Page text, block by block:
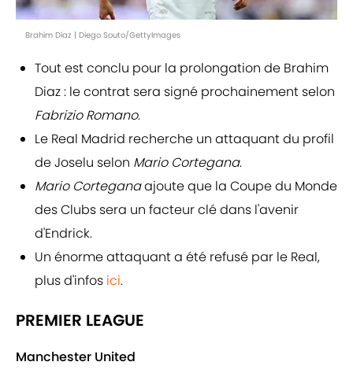
Brahim Díaz | Diego Souto/GettyImages
Tout est conclu pour la prolongation de Brahim
Diaz : le contrat sera signé prochainement selon
Fabrizio Romano.
Le Real Madrid recherche un attaquant du profil
de Joselu selon Mario Cortegana.
Mario Corteganaajoute que la Coupe du Monde
des Clubs sera un facteur clé dans l'avenir
d'Endrick.
Un énorme attaquant a été refusé par le Real,
plus d'infos ici.
PREMIER LEAGUE
Manchester United